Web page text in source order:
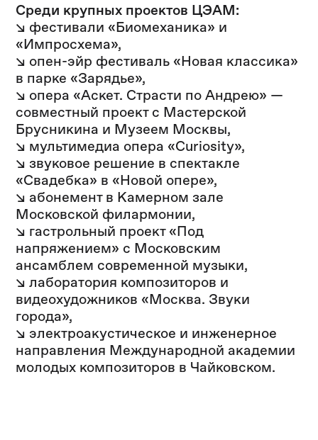
Среди крупных проектов ЦЭАМ:
↘ фестивали «Биомеханика» и
«Импросхема»,
↘ опен-эйр фестиваль «Новая классика»
в парке «Зарядье»,
↘ опера «Аскет. Страсти по Андрею» —
совместный проект с Мастерской
Брусникина и Музеем Москвы,
↘ мультимедиа опера «Curiosity»,
↘ звуковое решение в спектакле
«Свадебка» в «Новой опере»,
↘ абонемент в Камерном зале
Московской филармонии,
↘ гастрольный проект «Под
напряжением» с Московским
ансамблем современной музыки,
↘ лаборатория композиторов и
видеохудожников «Москва. Звуки
города»,
↘ электроакустическое и инженерное
направления Международной академии
молодых композиторов в Чайковском.